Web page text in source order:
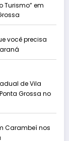
Turismo” em
você precisa
de Vila
Grossa no
Carambeí nos